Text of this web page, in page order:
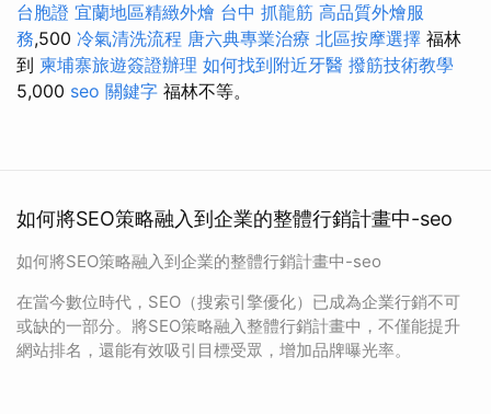
台胞證 宜蘭地區精緻外燴 台中 抓龍筋 高品質外燴服
務,500 冷氣清洗流程 唐六典專業治療 北區按摩選擇 福林
到 柬埔寨旅遊簽證辦理 如何找到附近牙醫 撥筋技術教學
5,000 seo 關鍵字 福林不等。
如何將SEO策略融入到企業的整體行銷計畫中-seo
如何將SEO策略融入到企業的整體行銷計畫中-seo
在當今數位時代，SEO（搜索引擎優化）已成為企業行銷不可
或缺的一部分。將SEO策略融入整體行銷計畫中，不僅能提升
網站排名，還能有效吸引目標受眾，增加品牌曝光率。